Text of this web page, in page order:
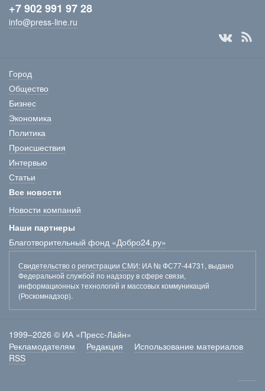
+7 902 991 97 28
info@press-line.ru
Город
Общество
Бизнес
Экономика
Политика
Происшествия
Интервью
Статьи
Все новости
Новости компаний
Наши партнеры
Благотворительный фонд «Добро24.ру»
Свидетельство о регистрации СМИ: ИА № ФС77-44731, выдано
Федеральной службой по надзору в сфере связи,
информационных технологий и массовых коммуникаций
(Роскомнадзор).
1999–2026 © ИА «Пресс-Лайн»
Рекламодателям
Редакция
Использование материалов
RSS